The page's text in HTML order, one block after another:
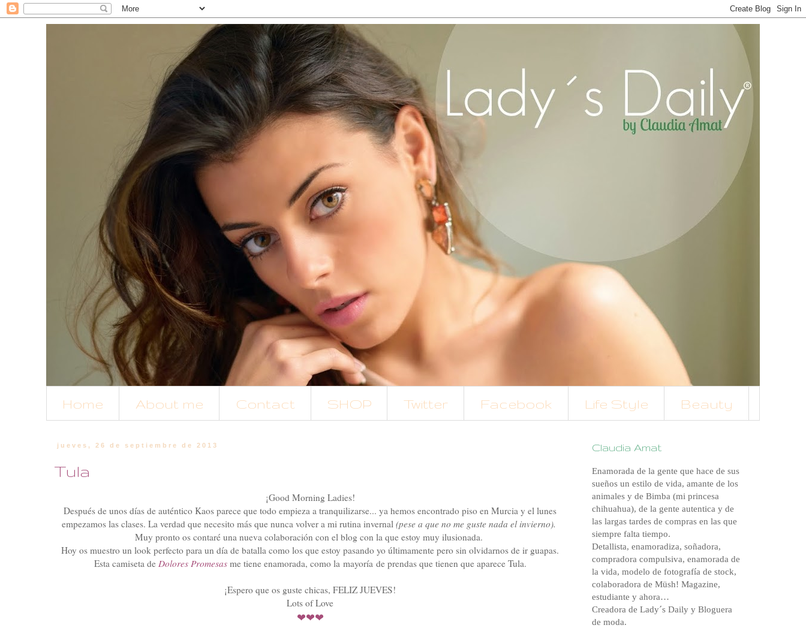
Home About me Contact SHOP Twitter Facebook Life Style Beauty
jueves, 26 de septiembre de 2013
Tula
¡Good Morning Ladies!
Después de unos días de auténtico Kaos parece que todo empieza a tranquilizarse... ya hemos encontrado piso en Murcia y el lunes
empezamos las clases. La verdad que necesito más que nunca volver a mi rutina invernal (pese a que no me guste nada el invierno).
Muy pronto os contaré una nueva colaboración con el blog con la que estoy muy ilusionada.
Hoy os muestro un look perfecto para un día de batalla como los que estoy pasando yo últimamente pero sin olvidarnos de ir guapas.
Esta camiseta de Dolores Promesasme tiene enamorada, como la mayoría de prendas que tienen que aparece Tula.
¡Espero que os guste chicas, FELIZ JUEVES!
Lots of Love
❤❤❤
Claudia Amat
Enamorada de la gente que hace de sus
sueños un estilo de vida, amante de los
animales y de Bimba (mi princesa
chihuahua), de la gente autentica y de
las largas tardes de compras en las que
siempre falta tiempo.
Detallista, enamoradiza, soñadora,
compradora compulsiva, enamorada de
la vida, modelo de fotografía de stock,
colaboradora de Müsh! Magazine,
estudiante y ahora…
Creadora de Lady´s Daily y Bloguera
de moda.